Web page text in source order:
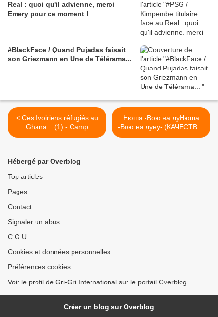
Real : quoi qu'il advienne, merci
Emery pour ce moment !
#BlackFace / Quand Pujadas faisait
son Griezmann en Une de Télérama...
< Ces Ivoiriens réfugiés au
Ghana... (1) - Camp
d'Ampain
Нюша -Вою на луНюша
-Вою на луну- (КАЧЕСТВО,
БЕЗ ТИТРОВ), Nyusha -
Hébergé par Overblog
Top articles
Pages
Contact
Signaler un abus
C.G.U.
Cookies et données personnelles
Préférences cookies
Voir le profil de Gri-Gri International sur le portail Overblog
Créer un blog sur Overblog